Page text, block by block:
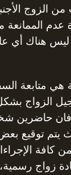
الزوج
الممانعة
ليس هناك أي
هي متابعة
الزواج
حاضرين
يتم توقيع بعض
من كافة
زواج